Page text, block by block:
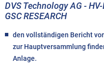
DVS Technology AG -
GSC RESEARCH
den vollständigen Bericht
zur Hauptversammlung
Anlage.